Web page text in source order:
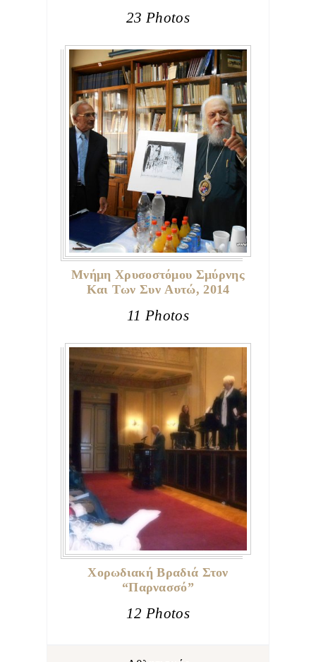
23 Photos
Μνήμη Χρυσοστόμου Σμύρνης
Και Των Συν Αυτώ, 2014
11 Photos
Χορωδιακή Βραδιά Στον
“Παρνασσό”
12 Photos